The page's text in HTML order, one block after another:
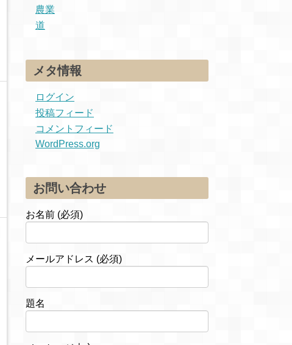
農業
道
メタ情報
ログイン
投稿フィード
コメントフィード
WordPress.org
お問い合わせ
お名前 (必須)
メールアドレス (必須)
題名